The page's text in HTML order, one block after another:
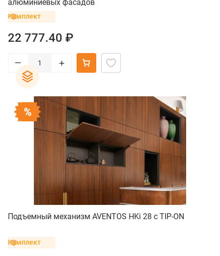
алюминиевых фасадов
Комплект
22 777.40 ₽
– +
Подъемный механизм AVENTOS HKi 28 с TIP-ON
Комплект